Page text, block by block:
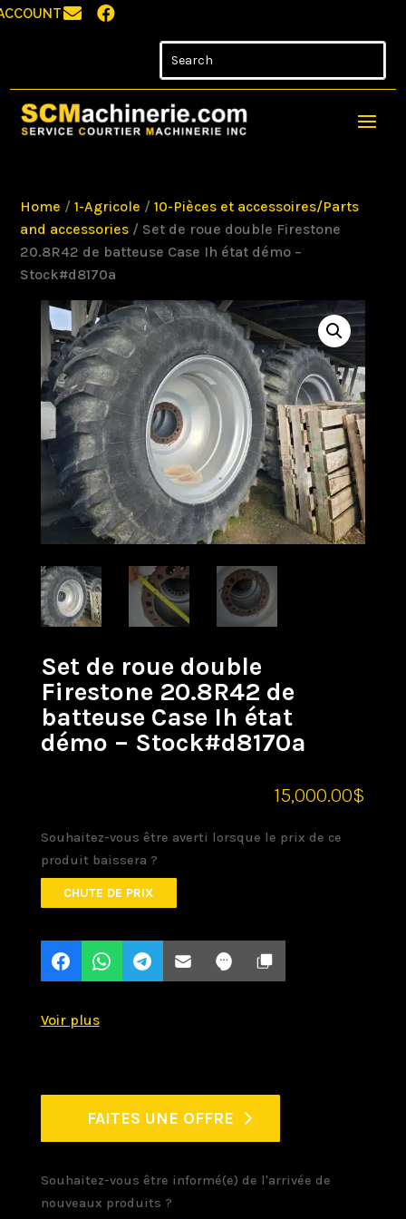
 
Home /1-Agricole /10-Pièces et accessoires/Parts
and accessories / Set de roue double Firestone
20.8R42 de batteuse Case Ih état démo –
Stock#d8170a
Set de roue double
Firestone 20.8R42 de
batteuse Case Ih état
démo – Stock#d8170a
15,000.00$
Souhaitez-vous être averti lorsque le prix de ce
produit baissera ?
CHUTE DE PRIX
FAITES UNE OFFRE
Souhaitez-vous être informé(e) de l'arrivée de
nouveaux produits ?